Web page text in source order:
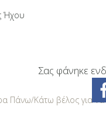
Ήχου
Πάνω/Κάτω βέλος για
Σας φάνηκε